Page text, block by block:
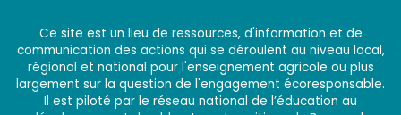
Ce site est un lieu de ressources, d'information et de
communication des actions qui se déroulent au niveau local,
régional et national pour l'enseignement agricole ou plus
largement sur la question de l'engagement écoresponsable.
Il est piloté par le réseau national de l’éducation au